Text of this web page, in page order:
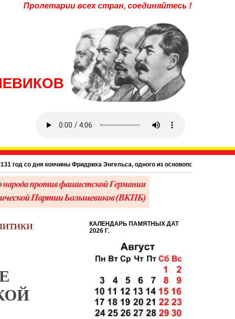
Пролетарии всех стран, соединяйтесь !
дня кончины Фридриха Энгельса, одного из основоположников научного
КАЛЕНДАРЬ ПАМЯТНЫХ ДАТ
2026 Г.